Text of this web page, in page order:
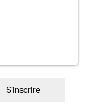
S’inscrire